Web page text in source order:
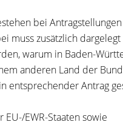
bei
muss zusätzlich
warum in Baden-
anderen Land der
entsprechender Antrag
EU-/EWR-Staaten sowie